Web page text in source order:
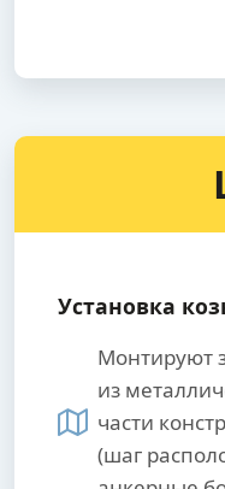
Установка
Монтируют
из
части
(шаг